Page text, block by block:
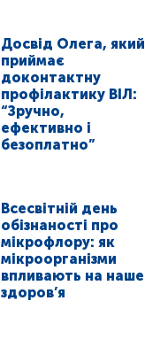
Досвід Олега, який
приймає
доконтактну
профілактику ВІЛ:
“Зручно,
ефективно і
безоплатно”
Всесвітній день
обізнаності про
мікрофлору: як
мікроорганізми
впливають на наше
здоров’я